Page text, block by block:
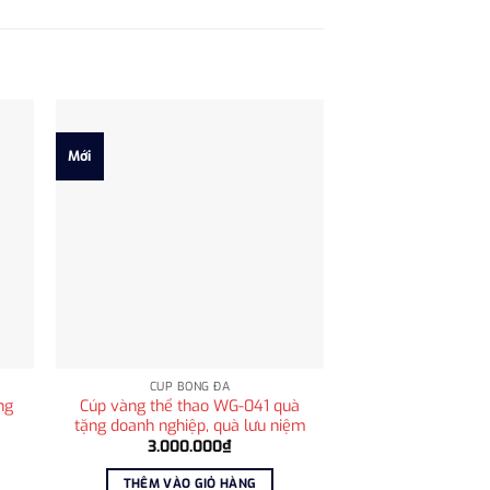
Mới
CÚP BÓNG ĐÁ
Cúp vàng thể thao WG-041 quà
tặng doanh nghiệp, quà lưu niệm
3.000.000₫
THÊM VÀO GIỎ HÀNG